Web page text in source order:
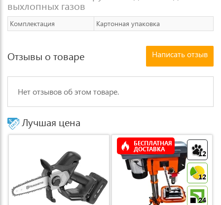
выхлопных газов
Комплектация Картонная упаковка
Отзывы о товаре Написать отзыв
Нет отзывов об этом товаре.
Лучшая цена
12
12
24
БЕСПЛАТНАЯ
ДОСТАВКА